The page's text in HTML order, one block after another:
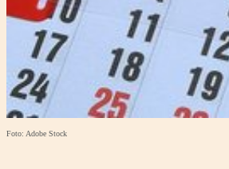
Foto: Adobe Stock